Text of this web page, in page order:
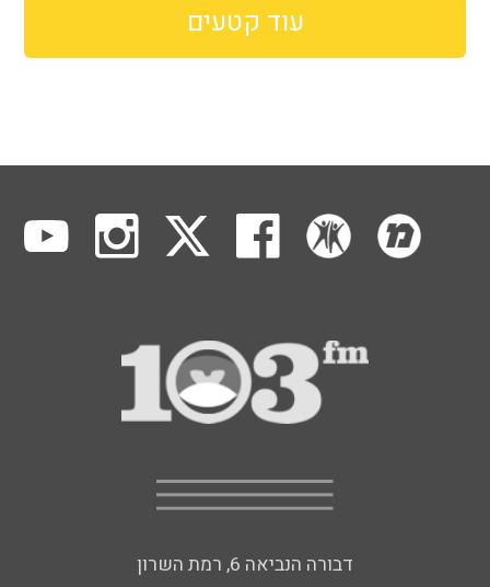
עוד קטעים
דבורה הנביאה 6, רמת השרון